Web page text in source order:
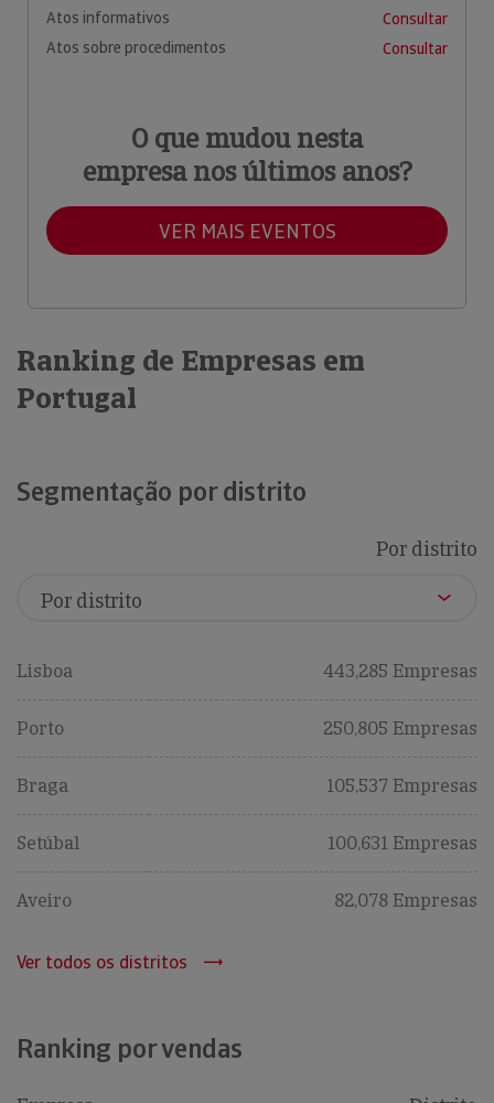
Atos informativos
Consultar
Atos sobre procedimentos
Consultar
O que mudou nesta
empresa nos últimos anos?
VER MAIS EVENTOS
Ranking de Empresas em
Portugal
Segmentação por distrito
Por distrito
Lisboa 443,285 Empresas
Porto 250,805 Empresas
Braga 105,537 Empresas
Setúbal 100,631 Empresas
Aveiro 82,078 Empresas
Ver todos os distritos
Ranking por vendas